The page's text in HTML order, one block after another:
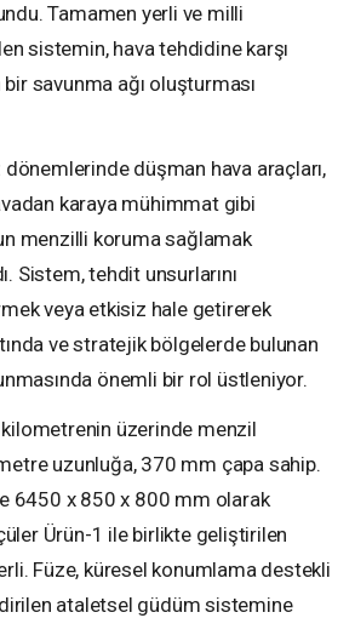
Tamamen yerli ve milli
sistemin, hava tehdidine karşı
savunma ağı oluşturması
dönemlerinde düşman hava araçları,
karaya mühimmat gibi
menzilli koruma sağlamak
Sistem, tehdit unsurlarını
veya etkisiz hale getirerek
ve stratejik bölgelerde bulunan
önemli bir rol üstleniyor.
kilometrenin üzerinde menzil
uzunluğa, 370 mm çapa sahip.
6450 x 850 x 800 mm olarak
Ürün-1 ile birlikte geliştirilen
Füze, küresel konumlama destekli
ataletsel güdüm sistemine